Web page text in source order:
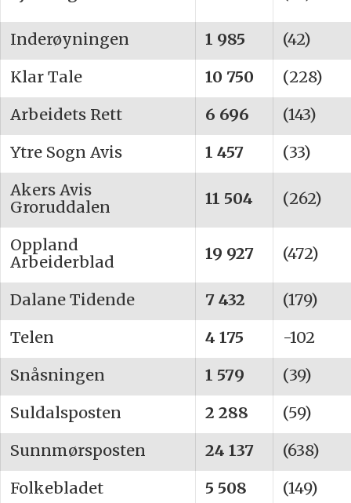
Inderøyningen 1 985
(42)
Klar Tale
10 750
(228)
Arbeidets Rett
6 696
(143)
Ytre Sogn Avis
1 457
(33)
Akers Avis
Groruddalen
11 504 (262)
Oppland
Arbeiderblad
19 927 (472)
Dalane Tidende 7 432
(179)
Telen
4 175
-102
Snåsningen
1 579
(39)
Suldalsposten
2 288
(59)
Sunnmørsposten
24 137
(638)
Folkebladet
5 508
(149)